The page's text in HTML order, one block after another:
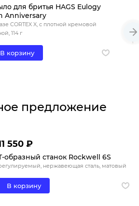
для бритья HAGS Eulogy
Anniversary
CORTEX X, с плотной кремовой
114 г
В корзину
предложение
550 ₽
образный станок Rockwell 6S
нержавеющая сталь, матовый
В корзину